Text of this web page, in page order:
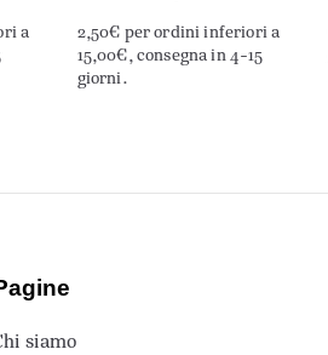
a
2,50€ per ordini inferiori a
15,00€, consegna in 4-15
giorni.
siamo